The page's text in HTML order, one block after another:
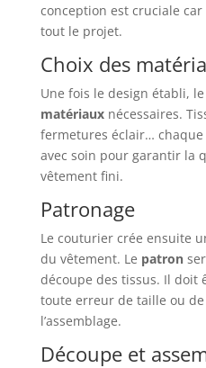
conception est cruciale
tout le projet.
Choix des
Une fois le design établi,
matériauxnécessaires.
fermetures éclair…
avec soin pour garantir la
vêtement fini.
Patronage
Le couturier crée ensuite
du vêtement. Le patron
découpe des tissus. Il doit
toute erreur de taille ou
l’assemblage.
Découpe et